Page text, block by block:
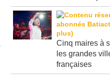
Cinq maires à
les grandes
françaises